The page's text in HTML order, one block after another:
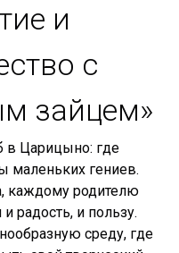
и
с
зайцем»
в Царицыно: где
маленьких гениев.
каждому родителю
радость, и пользу.
среду, где